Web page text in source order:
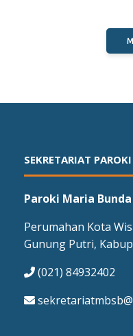
SEKRETARIAT PAROKI
Paroki Maria
Perumahan Kota
Gunung Putri,
(021) 84932402